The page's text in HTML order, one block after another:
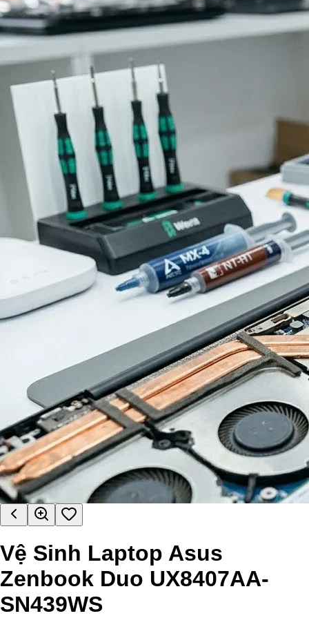
Vệ Sinh Laptop Asus
Zenbook Duo UX8407AA-
SN439WS